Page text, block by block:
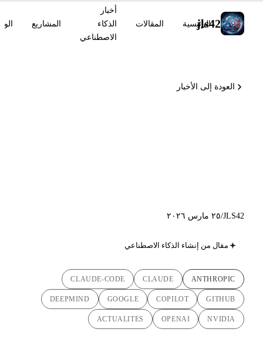
jls42
الرئيسية المقالات
أخبار
الذكاء
الاصطناعي
المشاريع
العودة إلى الأخبار
JLS42
/٢٥ مارس ٢٠٢٦
مقال من إنشاء الذكاء الاصطناعي
ANTHROPIC
CLAUDE
CLAUDE-CODE
GITHUB
COPILOT
GOOGLE
DEEPMIND
NVIDIA
OPENAI
ACTUALITES